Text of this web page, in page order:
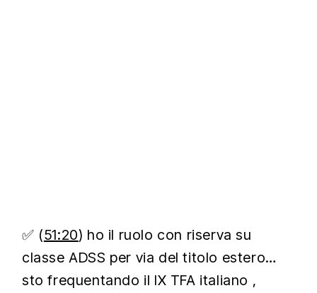
✅ (51:20) ho il ruolo con riserva su
classe ADSS per via del titolo estero…
sto frequentando il IX TFA italiano ,